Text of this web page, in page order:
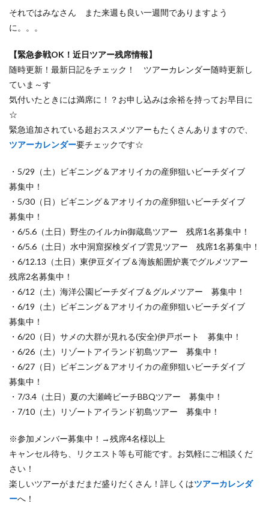
それではみなさん また来週も良い一週間でありますよう
に。。。
【緊急参戦OK！近日ツアー残席情報】
随時更新！最新日記をチェック！ ツアーカレンダー随時更新し
ていま～す
気付いたときには満席に！？お申し込みは余裕を持ってお早目に
☆
緊急追加されている超おススメツアーもたくさんありますので、
ツアーカレンダー要チェックです☆
・5/29（土）ビギニング＆アオリイカの産卵狙いビーチダイブ
募集中！
・5/30（日）ビギニング＆アオリイカの産卵狙いビーチダイブ
募集中！
・6/5.6（土日）野生のイルカin御蔵島ツアー 残席1名募集中！
・6/5.6（土日）水中洞窟探検ダイブ雲見ツアー 残席1名募集中！
・6/12.13（土日）東伊豆ダイブ＆海族船囲炉裏でグルメツアー
残席2名募集中！
・6/12（土）海洋公園ビーチダイブ＆グルメツアー 募集中！
・6/19（土）ビギニング＆アオリイカの産卵狙いビーチダイブ
募集中！
・6/20（日）サメの大群が見れる(安全)伊戸ボート 募集中！
・6/26（土）リゾートアイランド初島ツアー 募集中！
・6/27（日）ビギニング＆アオリイカの産卵狙いビーチダイブ
募集中！
・7/3.4（土日）夏の大瀬崎ビーチBBQツアー 募集中！
・7/10（土）リゾートアイランド初島ツアー 募集中！
※参加メンバー募集中！→残席4名様以上
キャンセル待ち、リクエスト等も可能です。お気軽にご相談くだ
さい！
楽しいツアーがまだまだ盛りだくさん！詳しくはツアーカレンダ
ーへ！